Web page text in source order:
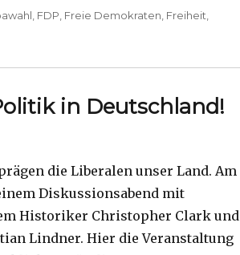
, FDP, Freie Demokraten, Freiheit,
in Deutschland!
die Liberalen unser Land. Am
Diskussionsabend mit
Historiker Christopher Clark und
Lindner. Hier die Veranstaltung